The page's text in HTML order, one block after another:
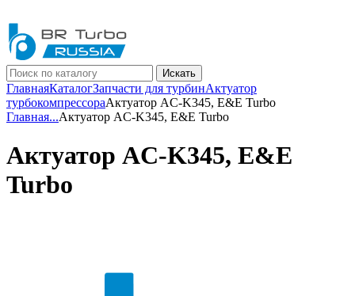
Искать
ГлавнаяКаталогЗапчасти для турбинАктуатор
турбокомпрессораАктуатор AC-K345, E&E Turbo
Главная...Актуатор AC-K345, E&E Turbo
Актуатор AC-K345, E&E
Turbo